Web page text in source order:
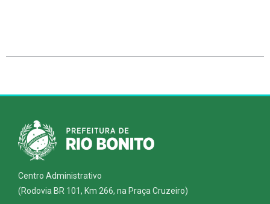
Centro Administrativo
(Rodovia BR 101, Km 266, na Praça Cruzeiro)